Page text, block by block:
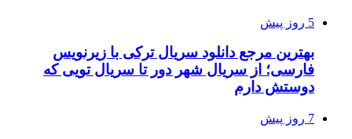
5 روز پیش
بهترین مرجع دانلود سریال ترکی با زیرنویس
فارسی؛ از سریال شهر دور تا سریال تویی که
دوستش دارم
7 روز پیش